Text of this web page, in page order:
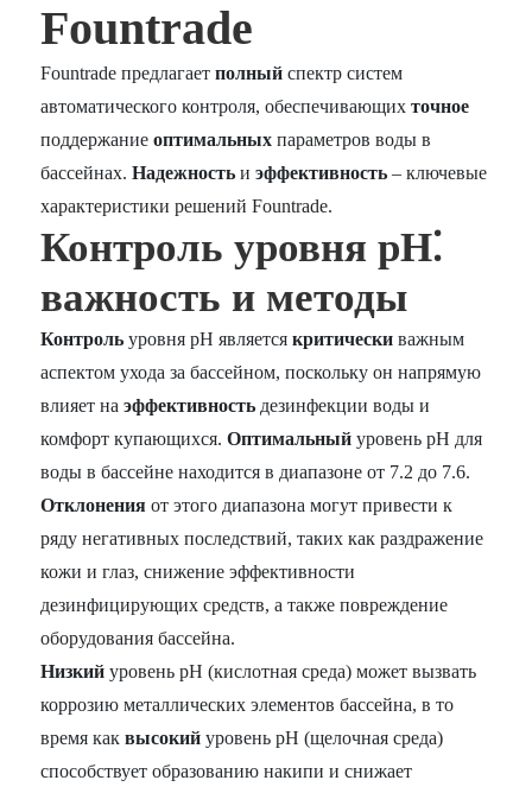
Fountrade
Fountrade предлагаетполный спектр систем
автоматического контроля, обеспечивающихточное
поддержаниеоптимальных параметров воды в
бассейнах.Надежность иэффективность – ключевые
характеристики решений Fountrade.
Контроль уровня pH⁚
важность и методы
Контроль уровня pH являетсякритически важным
аспектом ухода за бассейном, поскольку он напрямую
влияет наэффективность дезинфекции воды и
комфорт купающихся.Оптимальный уровень pH для
воды в бассейне находится в диапазоне от 7.2 до 7.6.
Отклонения от этого диапазона могут привести к
ряду негативных последствий, таких как раздражение
кожи и глаз, снижение эффективности
дезинфицирующих средств, а также повреждение
оборудования бассейна.
Низкий уровень pH (кислотная среда) может вызвать
коррозию металлических элементов бассейна, в то
время каквысокий уровень pH (щелочная среда)
способствует образованию накипи и снижает